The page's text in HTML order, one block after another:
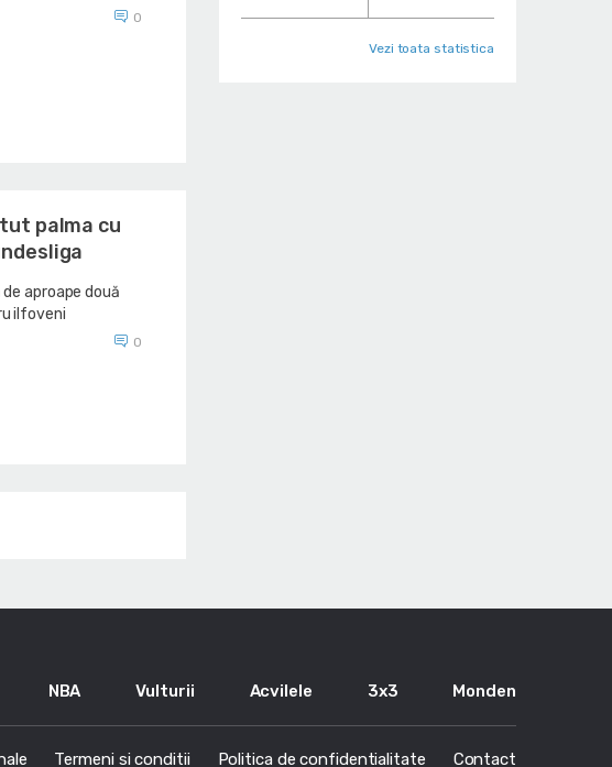
0
palma cu
aproape două
ilfoveni
0
Vezi toata statistica
NBA Vulturii Acvilele 3x3 Monden
Termeni si conditii Politica de confidentialitate Contact